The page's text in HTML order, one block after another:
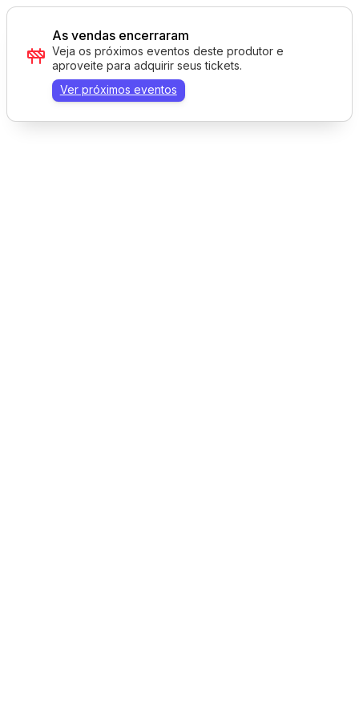
As vendas encerraram
Veja os próximos eventos deste produtor e
aproveite para adquirir seus tickets.
Ver próximos eventos